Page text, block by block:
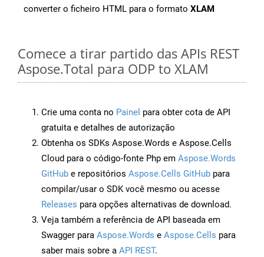
converter o ficheiro HTML para o formato XLAM
Comece a tirar partido das APIs REST
Aspose.Total para ODP to XLAM
Crie uma conta no Painel para obter cota de API
gratuita e detalhes de autorização
Obtenha os SDKs Aspose.Words e Aspose.Cells
Cloud para o código-fonte Php em Aspose.Words
GitHub e repositórios Aspose.Cells GitHub para
compilar/usar o SDK você mesmo ou acesse
Releases para opções alternativas de download.
Veja também a referência de API baseada em
Swagger para Aspose.Words e Aspose.Cells para
saber mais sobre a API REST.